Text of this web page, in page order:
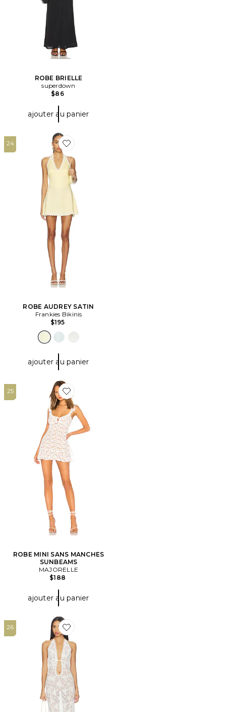
ROBE BRIELLE
superdown
$86
ajouter au panier
24
Favorite ROBE AUDREY SATIN
ROBE AUDREY SATIN
Frankies Bikinis
$195
ajouter au panier
25
Favorite ROBE MINI SANS MANCHES SUNBEAMS
ROBE MINI SANS MANCHES
SUNBEAMS
MAJORELLE
$188
ajouter au panier
26
Favorite ROBE MEELINAH